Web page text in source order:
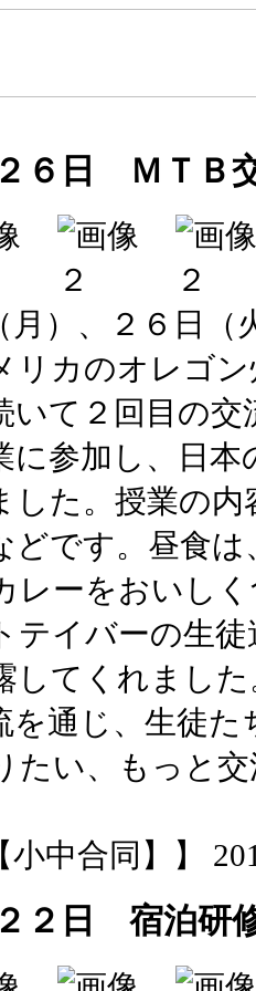
６日 ＭＴＢ
月）、２６日
リカのオレゴ
いて２回目の
に参加し、日
した。授業の
どです。昼食
レーをおいし
テイバーの生
してくれました
を通じ、生徒
たい、もっと
小中合同】】
２日 宿泊研